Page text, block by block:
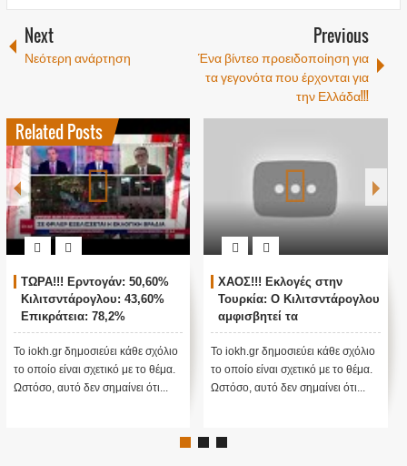
Next
Νεότερη ανάρτηση
Previous
Ένα βίντεο προειδοποίηση για
τα γεγονότα που έρχονται για
την Ελλάδα!!!
Related Posts
ΤΩΡΑ!!! Ερντογάν: 50,60%
Κιλιτσντάρογλου: 43,60%
Επικράτεια: 78,2%
Το iokh.gr δημοσιεύει κάθε σχόλιο
το οποίο είναι σχετικό με το θέμα.
Ωστόσο, αυτό δεν σημαίνει ότι...
ΧΑΟΣ!!! Εκλογές στην
Τουρκία: Ο Κιλιτσντάρογλου
αμφισβητεί τα
αποτελέσματα θα γίνουν
ενστάσεις...
Το iokh.gr δημοσιεύει κάθε σχόλιο
το οποίο είναι σχετικό με το θέμα.
Ωστόσο, αυτό δεν σημαίνει ότι...